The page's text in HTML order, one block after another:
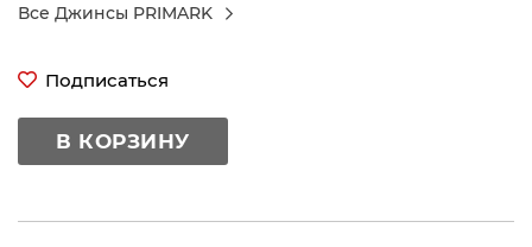
Все Джинсы PRIMARK
Подписаться
В КОРЗИНУ